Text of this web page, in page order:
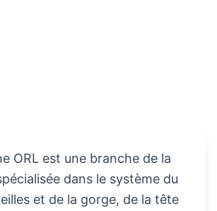
ORL est une branche de la
dans le système du
et de la gorge, de la tête